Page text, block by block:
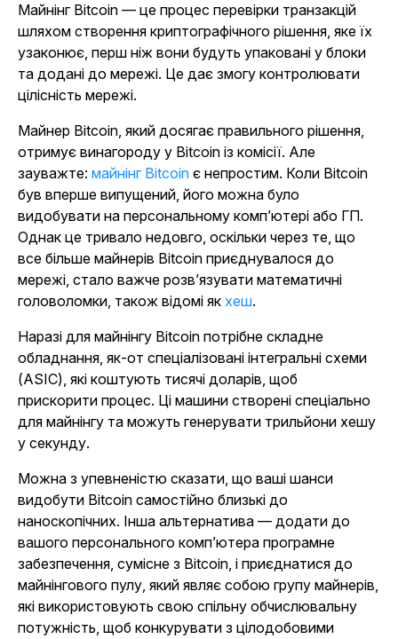
Майнінг Bitcoin — це процес перевірки транзакцій
шляхом створення криптографічного рішення, яке їх
узаконює, перш ніж вони будуть упаковані у блоки
та додані до мережі. Це дає змогу контролювати
цілісність мережі.
Майнер Bitcoin, який досягає правильного рішення,
отримує винагороду у Bitcoin із комісії. Але
зауважте: майнінг Bitcoin є непростим. Коли Bitcoin
був вперше випущений, його можна було
видобувати на персональному комп’ютері або ГП.
Однак це тривало недовго, оскільки через те, що
все більше майнерів Bitcoin приєднувалося до
мережі, стало важче розв’язувати математичні
головоломки, також відомі як хеш.
Наразі для майнінгу Bitcoin потрібне складне
обладнання, як-от спеціалізовані інтегральні схеми
(ASIC), які коштують тисячі доларів, щоб
прискорити процес. Ці машини створені спеціально
для майнінгу та можуть генерувати трильйони хешу
у секунду.
Можна з упевненістю сказати, що ваші шанси
видобути Bitcoin самостійно близькі до
наноскопічних. Інша альтернатива — додати до
вашого персонального комп’ютера програмне
забезпечення, сумісне з Bitcoin, і приєднатися до
майнінгового пулу, який являє собою групу майнерів,
які використовують свою спільну обчислювальну
потужність, щоб конкурувати з цілодобовими